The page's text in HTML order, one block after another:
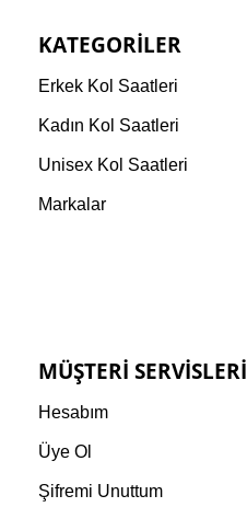
KATEGORILER
Erkek Kol Saatleri
Kadın Kol Saatleri
Unisex Kol Saatleri
Markalar
MÜŞTERI SERVISLERI
Hesabım
Üye Ol
Şifremi Unuttum